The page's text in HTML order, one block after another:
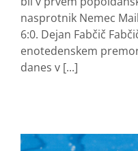
nasprotnik Nemec
6:0. Dejan Fabčič
enotedenskem
danes v [...]